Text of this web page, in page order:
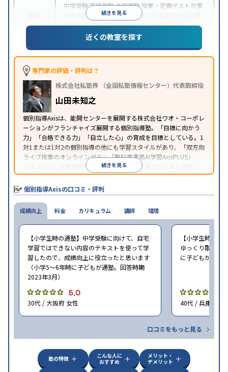
続きを見る
中学受験高校受験大学受験 授業・定期テスト対策
内申点対策
学習習慣の定着
総合型選抜(旧AO)対策
推薦入試対策学校別特化対策各種検定対策
特徴
授業の振替可能学習にPC・タブレットを利用
ライン対応1科目から受講可能季節講習のみの受講
可
※2023年3月調査。小学校高学年の個別指導塾アンケート調査方法
近くの教室を探す
専門家の評価・評判は？
株式会社私塾界 （全国私塾情報センター）代表取締役
山田未知之
個別指導Axisは、能開センターを展開する株式会社ワオ・コーポレ
ーションがフランチャイズ展開する個別指導塾。「目標に向かう
力」「合格できる力」「自立した心」の育成を目標としている。1
対1または1対2の個別指導の他にも学習スタイルがあり、「双方向
ライブ授業のオンラインゼミ」「教科書準拠AI学習AxisPLUS」
「オンライン家庭教師」など、さまざまな学習スタイルを目的
別・科目別に選択することができる。
続きを見る
個別指導Axisの口コミ・評判
成績向上
【小学生時の通塾】中学受験に向けて、自宅
学習ではできない内容のテキストを使って学
習したので、成績向上に役立ったと思います
（小学5〜6年時に子どもが通塾。回答時期
2023年3月）
5.0
30代 / 大阪府 女性
【小学生時の通
ゆっくり取り組
に子どもが通塾
40代 / 兵庫県 女
口コミをもっと見る
料金 カリキュラム 講師 環境
塾の特徴
こんな人に
おすすめ
メリット・
デメリット